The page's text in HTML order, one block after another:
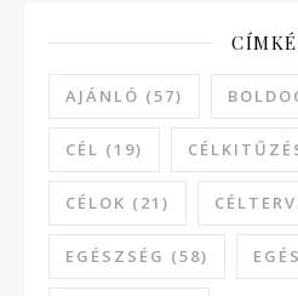
AJÁNLÓ (57)
CÉL (19)
CÉLOK (21)
EGÉSZSÉG (58)